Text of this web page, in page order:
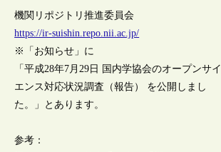
機関リポジトリ推進委員会
https://ir-suishin.repo.nii.ac.jp/
※「お知らせ」に
「平成28年7月29日 国内学協会のオープンサイ
エンス対応状況調査（報告） を公開しまし
た。」とあります。
参考：